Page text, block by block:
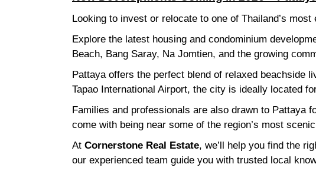
Looking to invest or relocate to one of Thailand’s
Explore the latest housing and condominium
Beach, Bang Saray, Na Jomtien, and the growing
Pattaya offers the perfect blend of relaxed beachside
Tapao International Airport, the city is ideally located
Families and professionals are also drawn to Pattaya
come with being near some of the region’s most
At Cornerstone Real Estate, we’ll help you find the
our experienced team guide you with trusted local